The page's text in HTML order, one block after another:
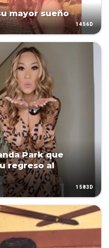
mayor sueño
1456D
Park que
regreso al
1583D